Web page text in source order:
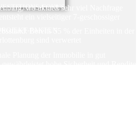
FOKUS
wo aktuell sehr viel Nachfrage